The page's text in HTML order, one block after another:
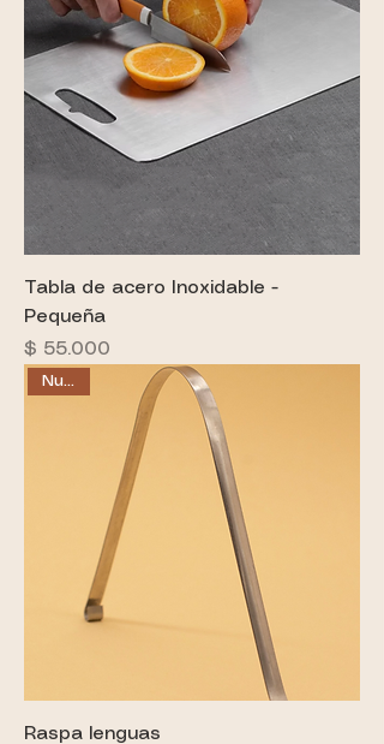
Tabla de acero Inoxidable -
Pequeña
Precio
$ 55.000
Nuevo
Raspa lenguas